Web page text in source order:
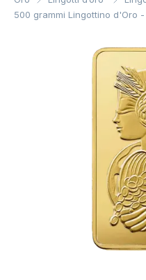
500 grammi Lingottino d'Oro -